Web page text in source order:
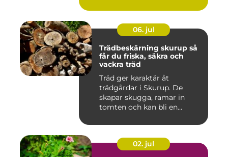
06. jul
Trädbeskärning skurup så
får du friska, säkra och
vackra träd
Träd ger karaktär åt
trädgårdar i Skurup. De
skapar skugga, ramar in
tomten och kan bli en
02. jul